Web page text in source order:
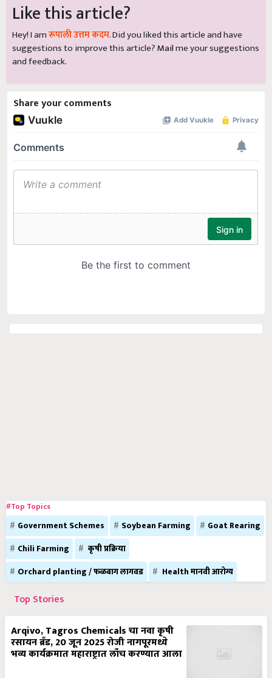
Like this article?
Hey! I amरूपाली उत्तम कदम. Did you liked this article and have
suggestions to improve this article?Mailme your suggestions
and feedback.
Share your comments
#Top Topics
Government Schemes Soybean Farming
Goat Rearing
Chili Farming
कृषी प्रक्रिया
Orchard planting / फळबाग लागवड
Health मानवी आरोग्य
Top Stories
Arqivo, Tagros Chemicals चा नवा कृषी
रसायन ब्रँड, 20 जून 2025 रोजी नागपूरमध्ये
भव्य कार्यक्रमात महाराष्ट्रात लाँच करण्यात आला